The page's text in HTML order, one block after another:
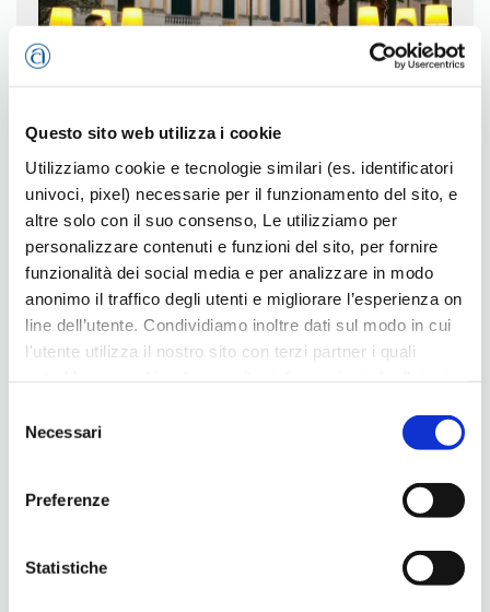
Questo sito web utilizza i cookie
Utilizziamo cookie e tecnologie similari (es. identificatori
univoci, pixel) necessarie per il funzionamento del sito, e
altre solo con il suo consenso, Le utilizziamo per
personalizzare contenuti e funzioni del sito, per fornire
funzionalità dei social media e per analizzare in modo
anonimo il traffico degli utenti e migliorare l’esperienza on
line dell’utente. Condividiamo inoltre dati sul modo in cui
l'utente utilizza il nostro sito con terzi partner i quali
loro servizi, per finalità pubblicitarie creando elenchi di
segmenti di pubblico per fornire annunci sui social media
comportamenti degli utenti. Lei può dare, rifiutare o
a tutti i cookie di una certa categoria, o ad alcuni di essi,
Accetta selezionatio
delNecessari
Preferenze
Statistiche
“Una vita da abbracciare”
13 Luglio 2026
18 Giugno 2026